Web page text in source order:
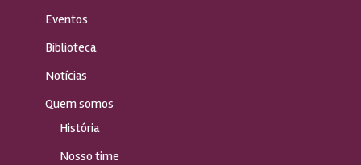
Eventos
Biblioteca
Notícias
Quem somos
História
Nosso time